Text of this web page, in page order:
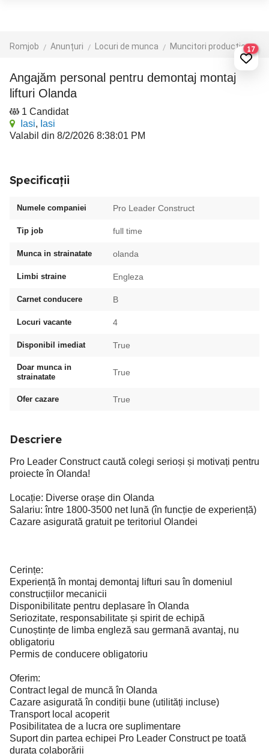
Romjob Anunțuri Locuri de munca Muncitori productie - depozit - logistica17
Angajăm personal pentru demontaj montaj
lifturi Olanda
1 Candidat
Iasi, Iasi
Valabil din 8/2/2026 8:38:01 PM
Specificații
Numele companiei Pro Leader Construct
Tip job full time
Munca in strainatate olanda
Limbi straine Engleza
Carnet conducere B
Locuri vacante 4
Disponibil imediat True
Doar munca in
strainatate
True
Ofer cazare True
Descriere
Pro Leader Construct caută colegi serioși și motivați pentru
proiecte în Olanda!
Locație: Diverse orașe din Olanda
Salariu: între 1800-3500 net lună (în funcție de experiență)
Cazare asigurată gratuit pe teritoriul Olandei
Cerințe:
Experiență în montaj demontaj lifturi sau în domeniul
construcțiilor mecanicii
Disponibilitate pentru deplasare în Olanda
Seriozitate, responsabilitate și spirit de echipă
Cunoștințe de limba engleză sau germană avantaj, nu
obligatoriu
Permis de conducere obligatoriu
Oferim:
Contract legal de muncă în Olanda
Cazare asigurată în condiții bune (utilități incluse)
Transport local acoperit
Posibilitatea de a lucra ore suplimentare
Suport din partea echipei Pro Leader Construct pe toată
durata colaborării